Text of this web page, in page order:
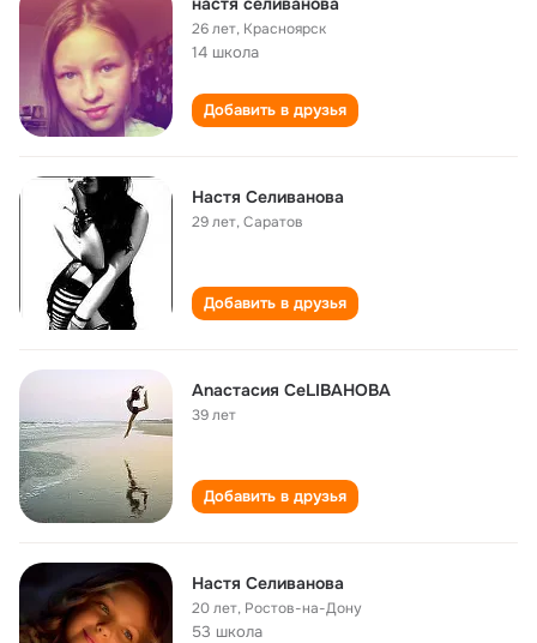
26 лет, Красноярск
14 школа
Добавить в друзья
Настя Селиванова
29 лет,Саратов
Добавить в друзья
Anaстасия СeLIВАНОВА
39 лет
Добавить в друзья
Настя Селиванова
20 лет, Ростов-на-Дону
53 школа